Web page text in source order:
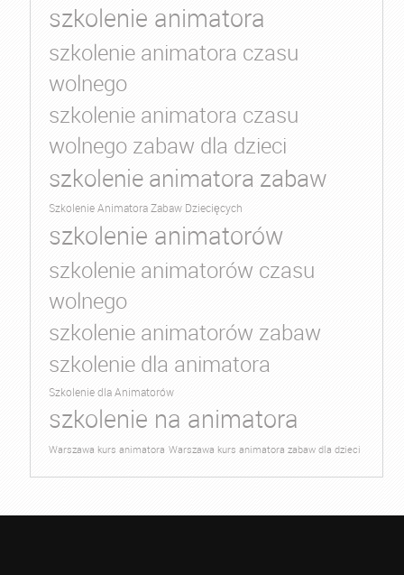
szkolenie animatora
szkolenie animatora czasu
wolnego
szkolenie animatora czasu
wolnego zabaw dla dzieci
szkolenie animatora zabaw
Szkolenie Animatora Zabaw Dziecięcych
szkolenie animatorów
szkolenie animatorów czasu
wolnego
szkolenie animatorów zabaw
szkolenie dla animatora
Szkolenie dla Animatorów
szkolenie na animatora
Warszawa kurs animatora Warszawa kurs animatora zabaw dla dzieci